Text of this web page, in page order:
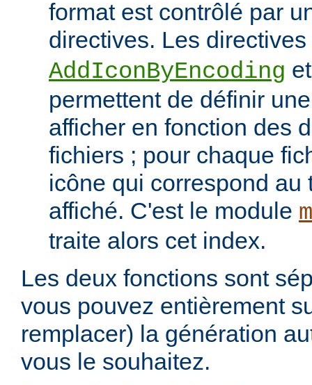
format est contrôlé par
directives. Les directives
AddIconByEncoding
permettent de définir
afficher en fonction des
fichiers ; pour chaque
icône qui correspond au
affiché. C'est le module
traite alors cet index.
Les deux fonctions sont
vous pouvez entièrement
remplacer) la génération
vous le souhaitez.